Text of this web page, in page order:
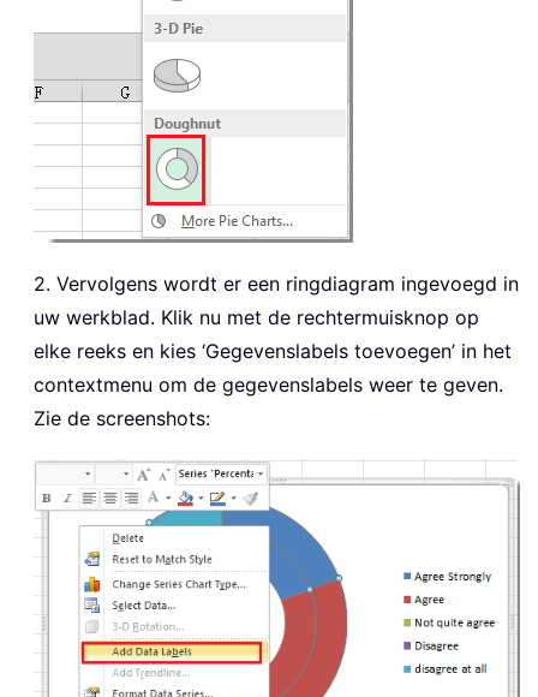
2. Vervolgens wordt er een ringdiagram ingevoegd in
uw werkblad. Klik nu met de rechtermuisknop op
elke reeks en kies ‘Gegevenslabels toevoegen’ in het
contextmenu om de gegevenslabels weer te geven.
Zie de screenshots: